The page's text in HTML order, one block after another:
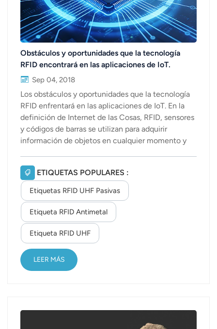
Obstáculos y oportunidades que la tecnología
RFID encontrará en las aplicaciones de IoT.
Sep 04, 2018
Los obstáculos y oportunidades que la tecnología
RFID enfrentará en las aplicaciones de IoT. En la
definición de Internet de las Cosas, RFID, sensores
y códigos de barras se utilizan para adquirir
información de objetos en cualquier momento y
forma precisa y exacta a través de la red.
Finalmente, la nube se utiliza para el análisis y
procesamiento, y luego se implementan diversos
objetos inteligentes. El control y la gestión se han
convertido en una base importante para muchas
aplicaciones inteligentes en los últimos años. Por
ejemplo, en la aplicación de Internet de las Cosas
para el hogar, se puede identificar un refrigerador
defectuoso mediante un di...
ETIQUETAS POPULARES :
Etiquetas RFID UHF Pasivas
Etiqueta RFID Antimetal
Etiqueta RFID UHF
LEER MÁS